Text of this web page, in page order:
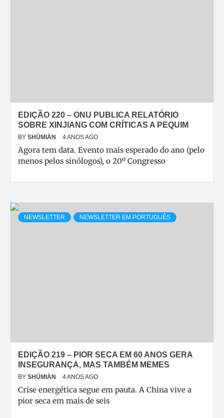
EDIÇÃO 220 – ONU PUBLICA RELATÓRIO
SOBRE XINJIANG COM CRÍTICAS A PEQUIM
BY SHŪMIÀN 4 ANOS AGO
Agora tem data. Evento mais esperado do ano (pelo
menos pelos sinólogos), o 20º Congresso
NEWSLETTER NEWSLETTER EM PORTUGUÊS
EDIÇÃO 219 – PIOR SECA EM 60 ANOS GERA
INSEGURANÇA, MAS TAMBÉM MEMES
BY SHŪMIÀN 4 ANOS AGO
Crise energética segue em pauta. A China vive a
pior seca em mais de seis